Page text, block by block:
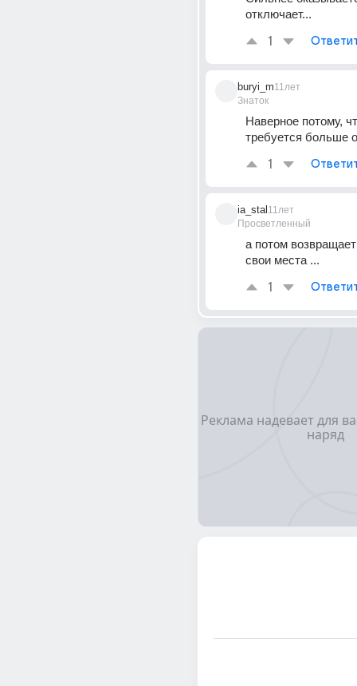
отключает...
1
buryi_m
Знаток
11лет
Наверное потому,
требуется больше
1
ia_stal
Просветленный
11лет
а потом
свои места ...
1